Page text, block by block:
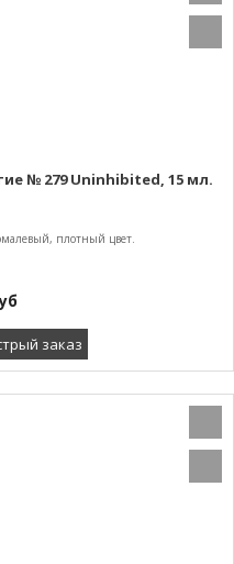
№ 279 Uninhibited, 15 мл.
плотный цвет.
заказ